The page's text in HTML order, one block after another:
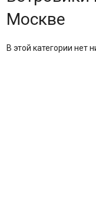
Москве
В этой категории нет